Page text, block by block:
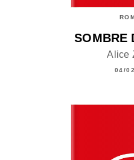
SOMBRE
Alice
04/